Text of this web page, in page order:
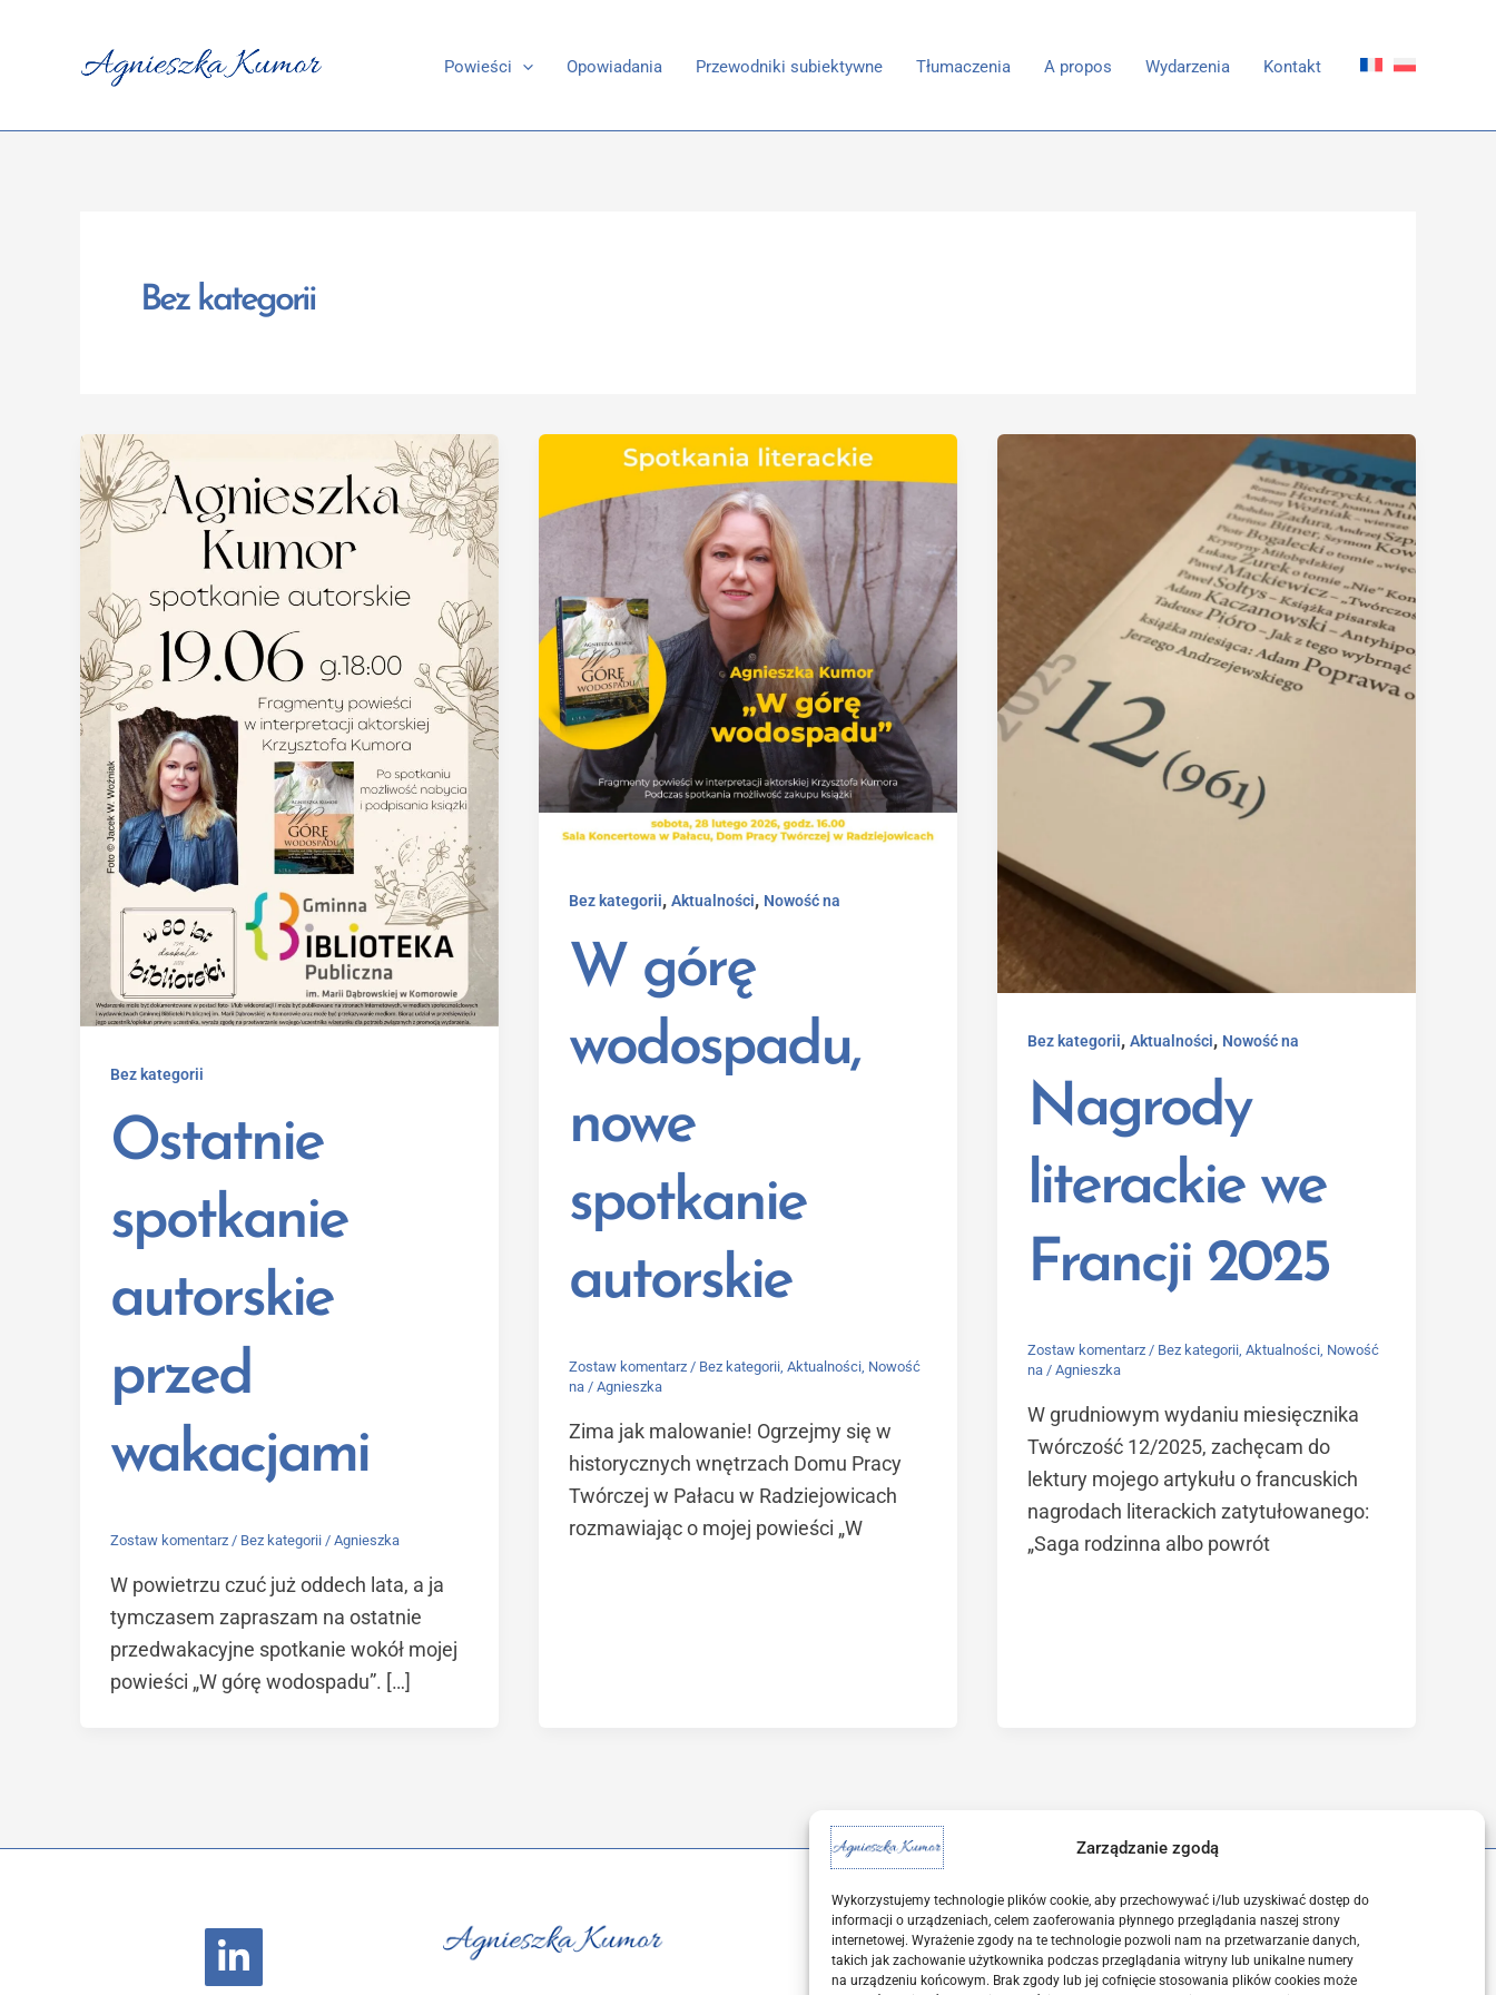
Zarządzanie zgodą
Wykorzystujemy technologie plików cookie, aby przechowywać i/lub uzyskiwać dostęp do
informacji o urządzeniach, celem zaoferowania płynnego przeglądania naszej strony
internetowej. Wyrażenie zgody na te technologie pozwoli nam na przetwarzanie danych,
takich jak zachowanie użytkownika podczas przeglądania witryny lub unikalne numery
na urządzeniu końcowym. Brak zgody lub jej cofnięcie stosowania plików cookies może
Powieści Opowiadania Przewodniki subiektywne Tłumaczenia A propos Wydarzenia Kontakt
Bez kategorii
Bez kategorii
Ostatnie
spotkanie
autorskie
przed
wakacjami
Zostaw komentarz / Bez kategorii / Agnieszka
W powietrzu czuć już oddech lata, a ja
tymczasem zapraszam na ostatnie
przedwakacyjne spotkanie wokół mojej
powieści „W górę wodospadu”. […]
Bez kategorii, Aktualności, Nowość na
W górę
wodospadu,
nowe
spotkanie
autorskie
Zostaw komentarz / Bez kategorii, Aktualności, Nowość
na/ Agnieszka
Zima jak malowanie! Ogrzejmy się w
historycznych wnętrzach Domu Pracy
Twórczej w Pałacu w Radziejowicach
rozmawiając o mojej powieści „W
Bez kategorii, Aktualności, Nowość na
Nagrody
literackie we
Francji 2025
Zostaw komentarz / Bez kategorii, Aktualności, Nowość
na/ Agnieszka
W grudniowym wydaniu miesięcznika
Twórczość 12/2025, zachęcam do
lektury mojego artykułu o francuskich
nagrodach literackich zatytułowanego:
„Saga rodzinna albo powrót
Regulamin
Polityka prywatności
Polityka cookies (EU)